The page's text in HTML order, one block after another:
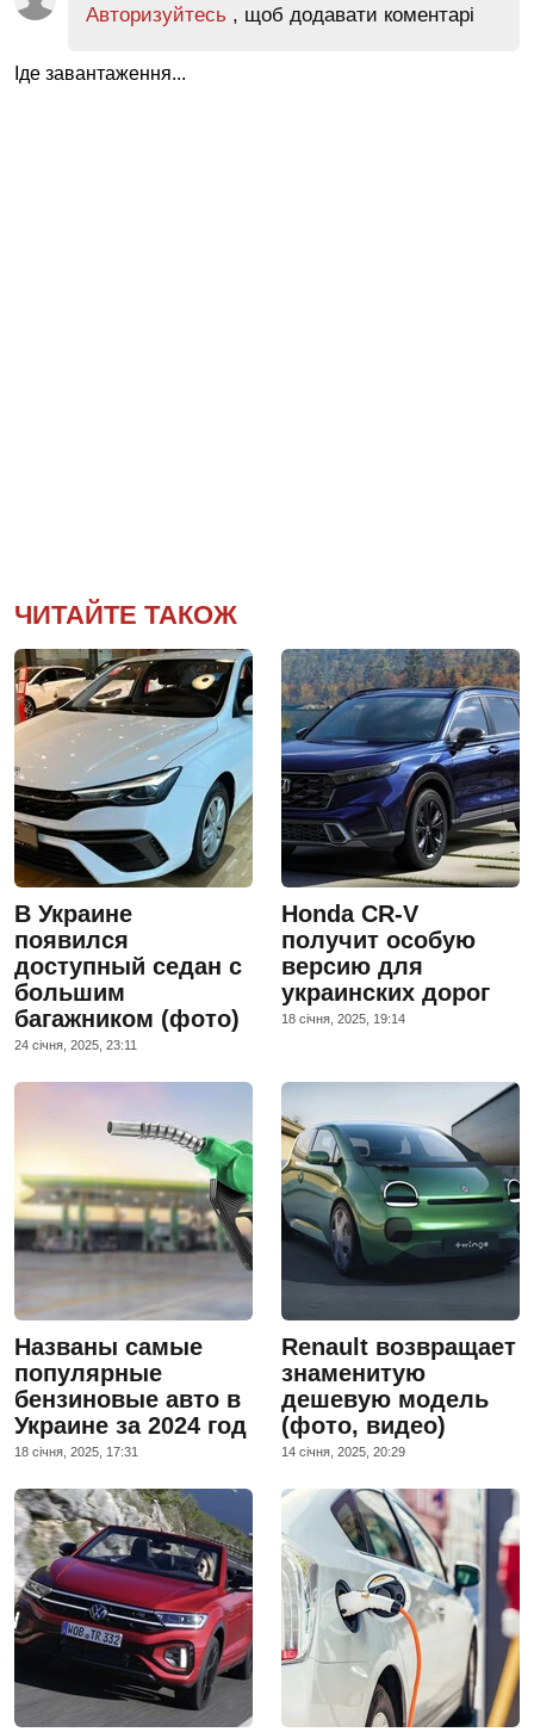
Авторизуйтесь , щоб додавати коментарі
Іде завантаження...
ЧИТАЙТЕ ТАКОЖ
В Украине
появился
доступный седан с
большим
багажником (фото)
24 сiчня, 2025, 23:11
Honda CR-V
получит особую
версию для
украинских дорог
18 сiчня, 2025, 19:14
Названы самые
популярные
бензиновые авто в
Украине за 2024 год
18 сiчня, 2025, 17:31
Renault возвращает
знаменитую
дешевую модель
(фото, видео)
14 сiчня, 2025, 20:29